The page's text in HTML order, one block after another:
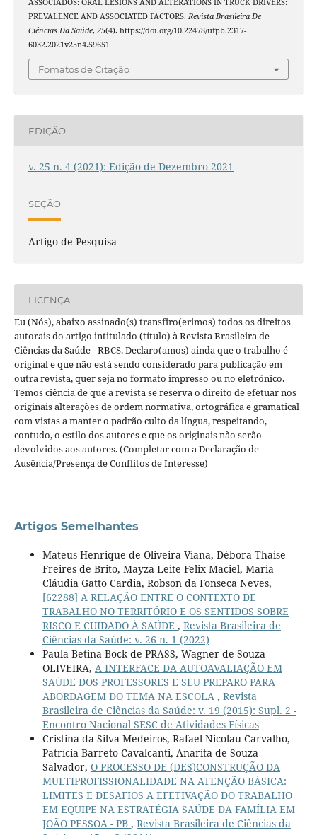
PREVALENCE AND ASSOCIATED FACTORS. Revista Brasileira De
Ciências Da Saúde, 25(4). https://doi.org/10.22478/ufpb.2317-
6032.2021v25n4.59651
Fomatos de Citação
EDIÇÃO
v. 25 n. 4 (2021): Edição de Dezembro 2021
SEÇÃO
Artigo de Pesquisa
LICENÇA
Eu (Nós), abaixo assinado(s) transfiro(erimos) todos os direitos
autorais do artigo intitulado (título) à Revista Brasileira de
Ciências da Saúde - RBCS. Declaro(amos) ainda que o trabalho é
original e que não está sendo considerado para publicação em
outra revista, quer seja no formato impresso ou no eletrônico.
Temos ciência de que a revista se reserva o direito de efetuar nos
originais alterações de ordem normativa, ortográfica e gramatical
com vistas a manter o padrão culto da língua, respeitando,
contudo, o estilo dos autores e que os originais não serão
devolvidos aos autores. (Completar com a Declaração de
Ausência/Presença de Conflitos de Interesse)
Artigos Semelhantes
Mateus Henrique de Oliveira Viana, Débora Thaise
Freires de Brito, Mayza Leite Felix Maciel, Maria
Cláudia Gatto Cardia, Robson da Fonseca Neves,
[62288] A RELAÇÃO ENTRE O CONTEXTO DE
TRABALHO NO TERRITÓRIO E OS SENTIDOS SOBRE
RISCO E CUIDADO À SAÚDE , Revista Brasileira de
Ciências da Saúde: v. 26 n. 1 (2022)
Paula Betina Bock de PRASS, Wagner de Souza
OLIVEIRA, A INTERFACE DA AUTOAVALIAÇÃO EM
SAÚDE DOS PROFESSORES E SEU PREPARO PARA
ABORDAGEM DO TEMA NA ESCOLA , Revista
Brasileira de Ciências da Saúde: v. 19 (2015): Supl. 2 -
Encontro Nacional SESC de Atividades Físicas
Cristina da Silva Medeiros, Rafael Nicolau Carvalho,
Patrícia Barreto Cavalcanti, Anarita de Souza
Salvador, O PROCESSO DE (DES)CONSTRUÇÃO DA
MULTIPROFISSIONALIDADE NA ATENÇÃO BÁSICA:
LIMITES E DESAFIOS A EFETIVAÇÃO DO TRABALHO
EM EQUIPE NA ESTRATÉGIA SAÚDE DA FAMÍLIA EM
JOÃO PESSOA - PB , Revista Brasileira de Ciências da